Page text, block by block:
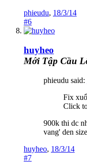
phieudu, 18/3/14
#6
huyheo
Mới Tập Cầu
phieudu said:
Fix
Click
900k thi dc
vang' den
huyheo, 18/3/14
#7